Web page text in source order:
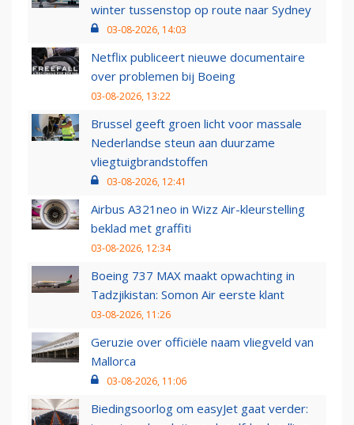
winter tussenstop op route naar Sydney
03-08-2026, 14:03
Netflix publiceert nieuwe documentaire
over problemen bij Boeing
03-08-2026, 13:22
Brussel geeft groen licht voor massale
Nederlandse steun aan duurzame
vliegtuigbrandstoffen
03-08-2026, 12:41
Airbus A321neo in Wizz Air-kleurstelling
beklad met graffiti
03-08-2026, 12:34
Boeing 737 MAX maakt opwachting in
Tadzjikistan: Somon Air eerste klant
03-08-2026, 11:26
Geruzie over officiële naam vliegveld van
Mallorca
03-08-2026, 11:06
Biedingsoorlog om easyJet gaat verder: